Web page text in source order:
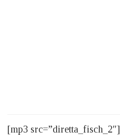
[mp3 src=”diretta_fisch_2″]